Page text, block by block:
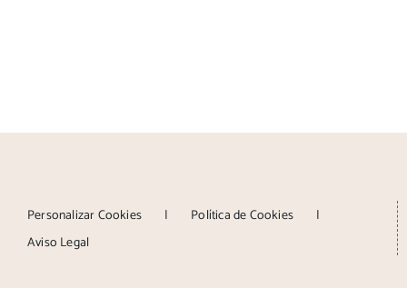
Personalizar Cookies
Política de Cookies
Aviso Legal